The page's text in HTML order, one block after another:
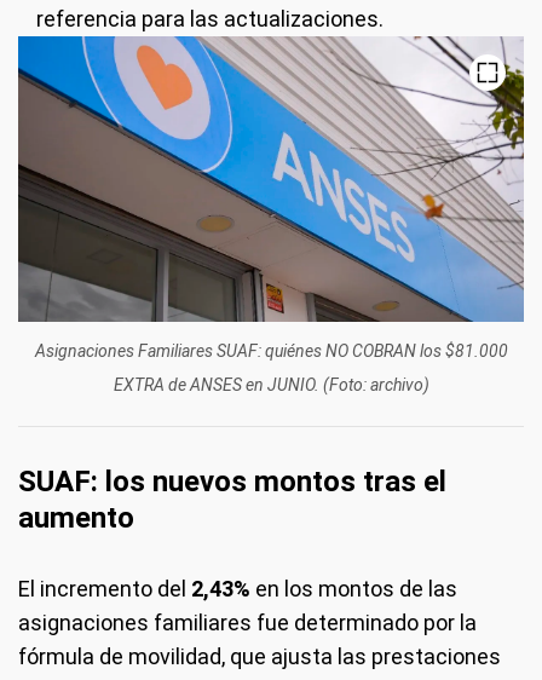
referencia para las actualizaciones.
Asignaciones Familiares SUAF: quiénes NO COBRAN los $81.000
EXTRA de ANSES en JUNIO. (Foto: archivo)
SUAF: los nuevos montos tras el
aumento
El incremento del 2,43% en los montos de las
asignaciones familiares fue determinado por la
fórmula de movilidad, que ajusta las prestaciones